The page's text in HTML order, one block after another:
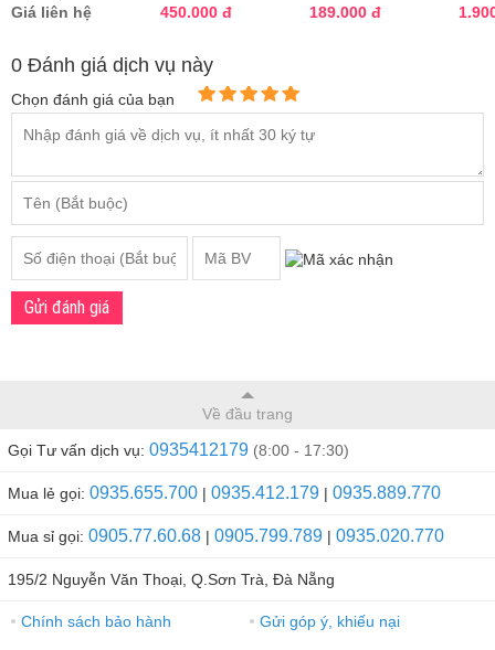
nhất Nhật Bản -
Giá liên hệ
Hisamitsu 84, 168
450.000 đ
1000mg 100 viên
189.000 đ
0 Đánh giá dịch vụ này
Chọn đánh giá của bạn
Gửi đánh giá
Về đầu trang
Gọi Tư vấn dịch vụ: 0935412179 (8:00 - 17:30)
Mua lẻ gọi: 0935.655.700 | 0935.412.179 | 0935.889.770
Mua sỉ gọi: 0905.77.60.68 | 0905.799.789 | 0935.020.770
195/2 Nguyễn Văn Thoại, Q.Sơn Trà, Đà Nẵng
● Chính sách bảo hành ● Gửi góp ý, khiếu nại